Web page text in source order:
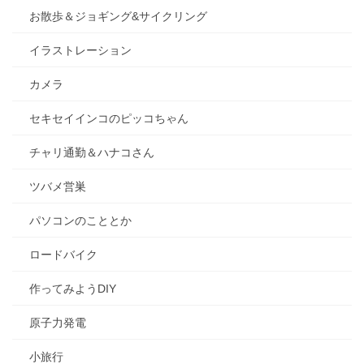
お散歩＆ジョギング&サイクリング
イラストレーション
カメラ
セキセイインコのピッコちゃん
チャリ通勤＆ハナコさん
ツバメ営巣
パソコンのこととか
ロードバイク
作ってみようDIY
原子力発電
小旅行